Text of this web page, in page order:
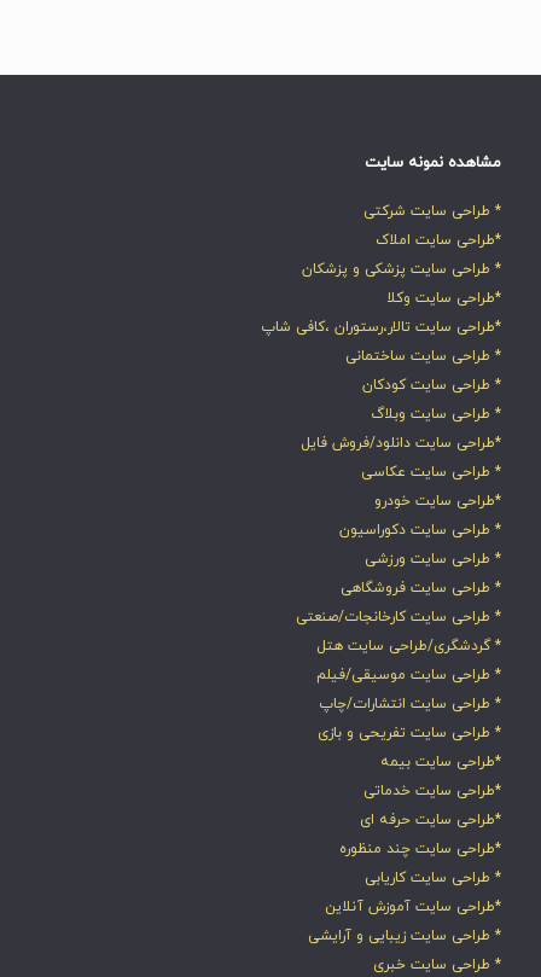
مشاهده نمونه سایت
* طراحی سایت شرکتی
*طراحی سایت املاک
* طراحی سایت پزشکی و پزشکان
*طراحی سایت وکلا
*طراحی سایت تالار،رستوران ،کافی شاپ
* طراحی سایت ساختمانی
* طراحی سایت کودکان
* طراحی سایت وبلاگ
*طراحی سایت دانلود/فروش فایل
* طراحی سایت عکاسی
*طراحی سایت خودرو
* طراحی سایت دکوراسیون
* طراحی سایت ورزشی
* طراحی سایت فروشگاهی
* طراحی سایت کارخانجات/صنعتی
* گردشگری/طراحی سایت هتل
* طراحی سایت موسیقی/فیلم
* طراحی سایت انتشارات/چاپ
* طراحی سایت تفریحی و بازی
*طراحی سایت بیمه
*طراحی سایت خدماتی
*طراحی سایت حرفه ای
*طراحی سایت چند منظوره
* طراحی سایت کاریابی
*طراحی سایت آموزش آنلاین
* طراحی سایت زیبایی و آرایشی
* طراحی سایت خبری